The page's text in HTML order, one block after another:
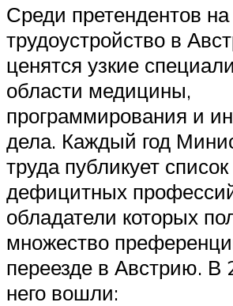
Среди претендентов на
трудоустройство в
ценятся узкие
области медицины,
программирования и
дела. Каждый год
труда публикует
дефицитных
обладатели которых
множество
переезде в Австрию. В
него вошли: